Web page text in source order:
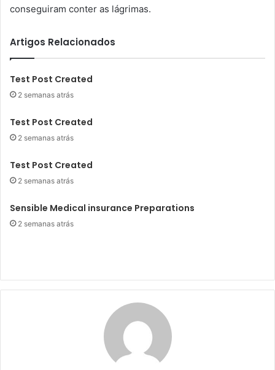
conseguiram conter as lágrimas.
Artigos Relacionados
Test Post Created
2 semanas atrás
Test Post Created
2 semanas atrás
Test Post Created
2 semanas atrás
Sensible Medical insurance Preparations
2 semanas atrás